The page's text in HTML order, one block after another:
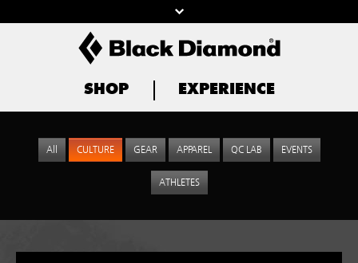
SHOP EXPERIENCE
All CULTURE GEAR APPAREL QC LAB EVENTS
ATHLETES